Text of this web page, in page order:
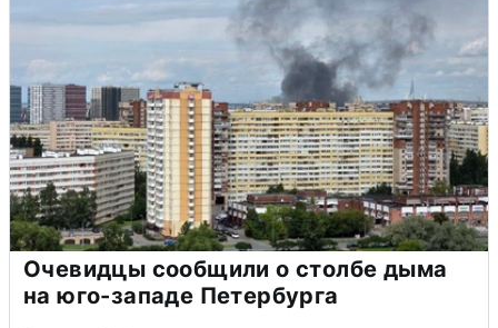
Очевидцы сообщили о столбе дыма
на юго-западе Петербурга